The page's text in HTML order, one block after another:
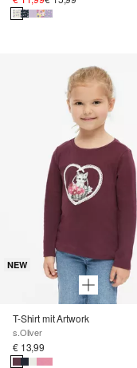
NEW
T-Shirt mit Artwork
s.Oliver
€ 13,99